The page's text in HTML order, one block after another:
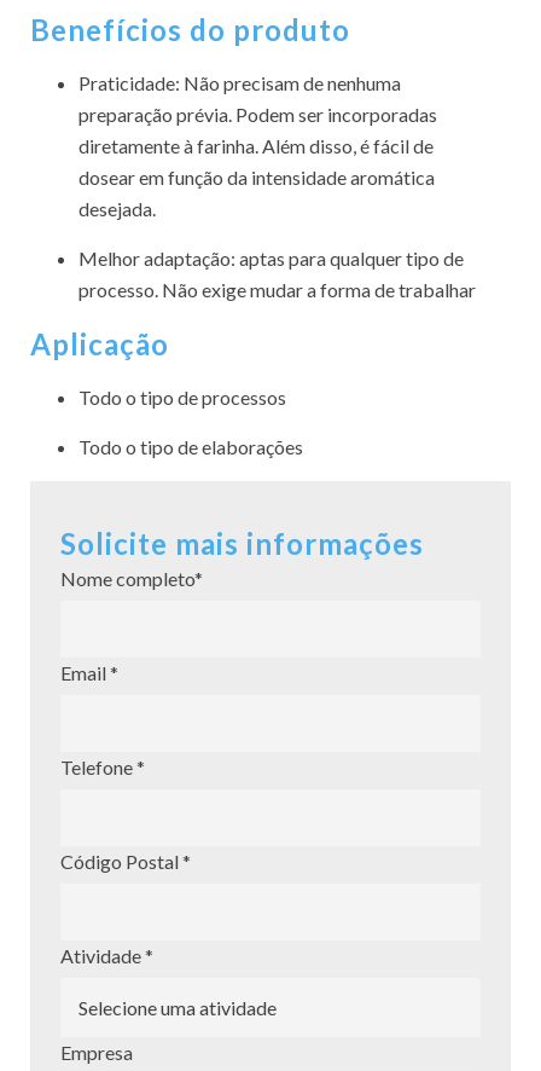
Benefícios do produto
Praticidade: Não precisam de nenhuma
preparação prévia. Podem ser incorporadas
diretamente à farinha. Além disso, é fácil de
dosear em função da intensidade aromática
desejada.
Melhor adaptação: aptas para qualquer tipo de
processo. Não exige mudar a forma de trabalhar
Aplicação
Todo o tipo de processos
Todo o tipo de elaborações
Solicite mais informações
Nome completo*
Email *
Telefone *
Código Postal *
Atividade *
Empresa